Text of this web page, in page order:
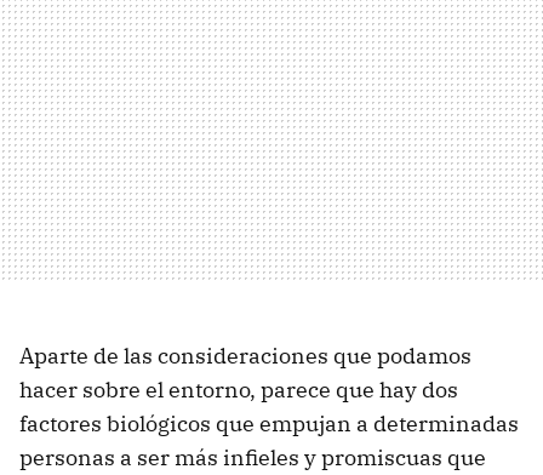
Aparte de las consideraciones que podamos
hacer sobre el entorno, parece que hay dos
factores biológicos que empujan a determinadas
personas a ser más infieles y promiscuas que